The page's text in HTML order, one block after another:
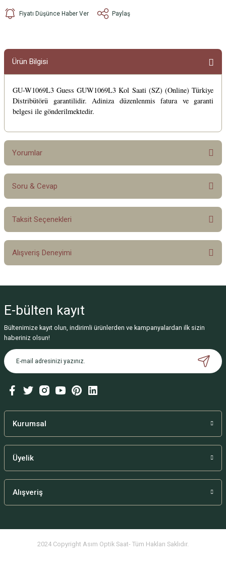
Fiyatı Düşünce Haber Ver Paylaş
Ürün Bilgisi
GU-W1069L3 Guess GUW1069L3 Kol Saati (SZ) (Online) Türkiye
Distribütörü garantilidir. Adiniza düzenlenmis fatura ve garanti
belgesi ile gönderilmektedir.
Yorumlar
Bu ürüne ilk yorumu siz yapın!
Soru & Cevap
Ürün hakkında henüz soru sorulmamış.
Taksit Seçenekleri
Alışveriş Deneyimi
Deneyimini Paylaş
E-bülten kayıt
Bültenimize kayıt olun, indirimli ürünlerden ve kampanyalardan ilk sizin
haberiniz olsun!
Kurumsal
Üyelik
Alışveriş
2024 Copyright Asım Optik Saat- Tüm Hakları Saklıdır.